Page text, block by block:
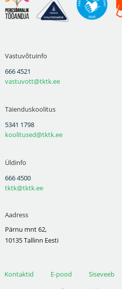
Vastuvõtuinfo
666 4521
vastuvott@tktk.ee
Täienduskoolitus
5341 1798
koolitused@tktk.ee
Üldinfo
666 4500
tktk@tktk.ee
Aadress
Pärnu mnt 62,
10135 Tallinn Eesti
Kontaktid E-pood Siseveeb